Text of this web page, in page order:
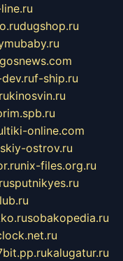
dugshop.ru
f-ship.ru
kinosvin.ru
online.com
ostrov.ru
nix-files.org.ru
sputnikyes.ru
sobakopedia.ru
kalugatur.ru